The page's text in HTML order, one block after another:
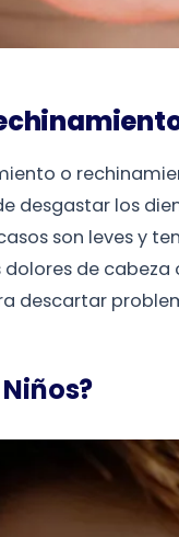
o
desgastar los
son leves y
de cabeza
descartar
Niños?